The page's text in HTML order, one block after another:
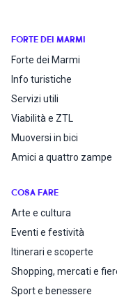
FORTE DEI MARMI
Forte dei Marmi
Info turistiche
Servizi utili
Viabilità e ZTL
Muoversi in bici
Amici a quattro zampe
COSA FARE
Arte e cultura
Eventi e festività
Itinerari e scoperte
Shopping, mercati e
Sport e benessere